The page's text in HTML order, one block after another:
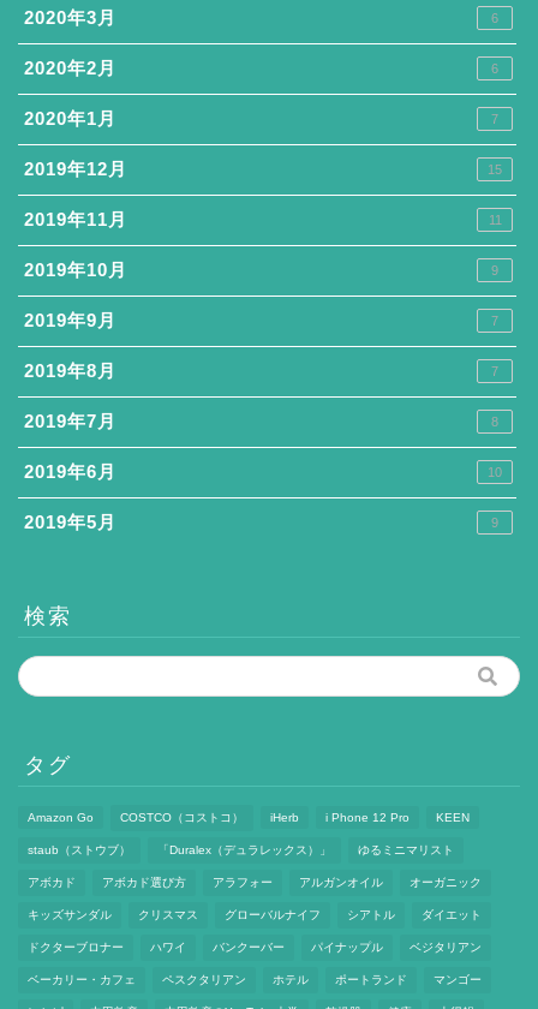
2020年3月 6
2020年2月 6
2020年1月 7
2019年12月 15
2019年11月 11
2019年10月 9
2019年9月 7
2019年8月 7
2019年7月 8
2019年6月 10
2019年5月 9
検索
タグ
Amazon Go COSTCO（コストコ） iHerb i Phone 12 Pro KEEN
staub（ストウブ） 「Duralex（デュラレックス）」 ゆるミニマリスト
アボカド アボカド選び方 アラフォー アルガンオイル オーガニック
キッズサンダル クリスマス グローバルナイフ シアトル ダイエット
ドクターブロナー ハワイ バンクーバー パイナップル ベジタリアン
ベーカリー・カフェ ペスクタリアン ホテル ポートランド マンゴー